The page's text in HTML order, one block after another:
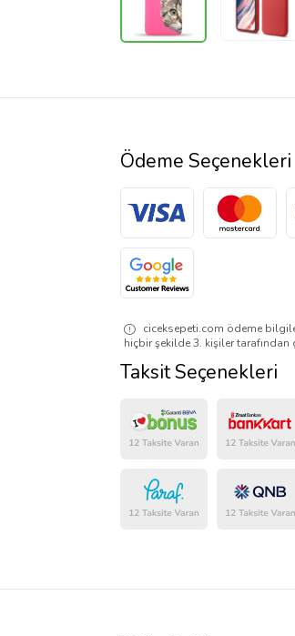
Ödeme Seçenekleri
ciceksepeti.com ödeme
hiçbir şekilde 3. kişiler
Taksit Seçenekleri